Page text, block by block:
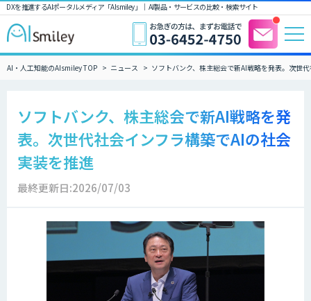
DXを推進するAIポータルメディア「AIsmiley」｜ AI製品・サービスの比較・検索サイト
AI・人工知能のAIsmiley TOP ニュース ソフトバンク、株主総会で新AI戦略を発表。次世
ソフトバンク、株主総会で新AI戦略を発
表。次世代社会インフラ構築でAIの社会
実装を推進
最終更新日:2026/07/03